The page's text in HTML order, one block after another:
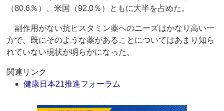
（80.6％）、米国（92.0％）ともに大半を占めた。
副作用がない抗ヒスタミン薬へのニーズはかなり高い一
方で、既にそのような薬があることについてはあまり知ら
れていない現状が明らかになった。
関連リンク
健康日本21推進フォーラム